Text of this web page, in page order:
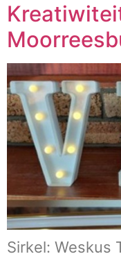
Sirkel: Weskus